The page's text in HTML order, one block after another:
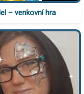
– venkovní hra